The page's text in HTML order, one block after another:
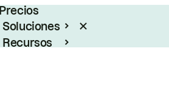
Precios
Soluciones
Recursos